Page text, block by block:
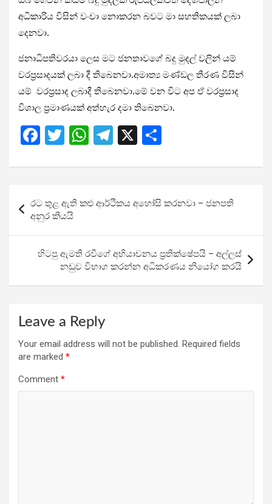
අධිකාරිය විසින් වංචා නොකරන බවට මා සහතිකයක් ලබා
දෙනවා.
ජනාධිපතිවරයා ලෙස මට ජනතාවගේ බදු මුදල් වලින් යම්
වරප්‍රසාදයක් ලබා දී තිබෙනවා.අමාත්‍ය මණ්ඩල තීරණ විසින්
යම් වරප්‍රසාද ලබාදී තිබෙනවා.මේ වන විට අප ඒ වරප්‍රසාද
විශාල ප්‍රමාණයක් අත්හැර දමා තිබෙනවා.
F
ce
b
o
o
k
T
tt
er
W
at
s
A
p
p
T
e
gr
a
m
X
ar
navigation
රට තුළ ඇති කළු ආර්ථිකය අහෝසි කරනවා – ජනපති
අනුර කියයි
හිටපු ඇමති රවීගේ අභියාචනය ප්‍රතික්ෂේපයි – අල්ලස්
නඩුව විභාග කරන්න අධිකරණය නියෝග කරයි
Leave a Reply
Your email address will not be published. Required fields
are marked *
Comment *